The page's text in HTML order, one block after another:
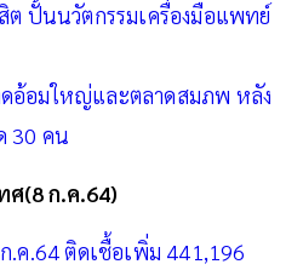
ต ปั้นนวัตกรรมเครื่องมือแพทย์
อ้อมใหญ่และตลาดสมภพ หลัง
30 คน
ศ(8 ก.ค.64)
.ค.64 ติดเชื้อเพิ่ม 441,196